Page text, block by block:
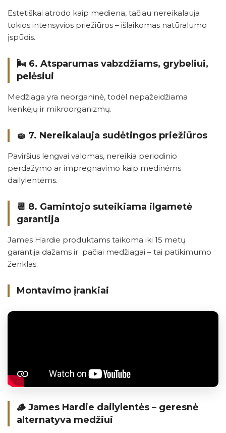
Estetiškai atrodo kaip mediena, tačiau nereikalauja
tokios intensyvios priežiūros – išlaikomas natūralumo
įspūdis.
🌬️ 6. Atsparumas vabzdžiams, grybeliui,
pelėsiui
Medžiaga yra neorganinė, todėl nepažeidžiama
kenkėjų ir mikroorganizmų.
🧽 7. Nereikalauja sudėtingos priežiūros
Paviršius lengvai valomas, nereikia periodinio
perdažymo ar impregnavimo kaip medinėms
dailylentėms.
📆 8. Gamintojo suteikiama ilgametė
garantija
James Hardie produktams taikoma iki 15 metų
garantija dažams ir pačiai medžiagai – tai patikimumo
ženklas.
Montavimo įrankiai
🪵 James Hardie dailylentės – geresnė
alternatyva medžiui